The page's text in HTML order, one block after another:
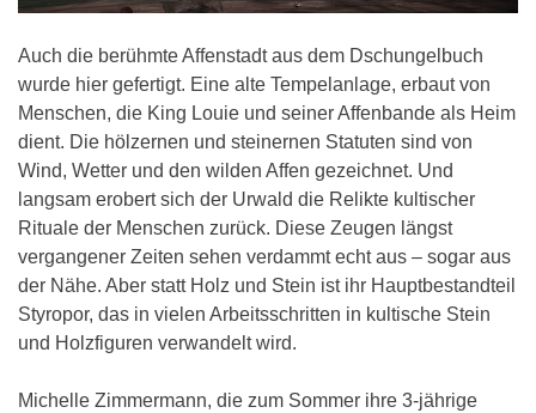
Auch die berühmte Affenstadt aus dem Dschungelbuch
wurde hier gefertigt. Eine alte Tempelanlage, erbaut von
Menschen, die King Louie und seiner Affenbande als Heim
dient. Die hölzernen und steinernen Statuten sind von
Wind, Wetter und den wilden Affen gezeichnet. Und
langsam erobert sich der Urwald die Relikte kultischer
Rituale der Menschen zurück. Diese Zeugen längst
vergangener Zeiten sehen verdammt echt aus – sogar aus
der Nähe. Aber statt Holz und Stein ist ihr Hauptbestandteil
Styropor, das in vielen Arbeitsschritten in kultische Stein
und Holzfiguren verwandelt wird.
Michelle Zimmermann, die zum Sommer ihre 3-jährige